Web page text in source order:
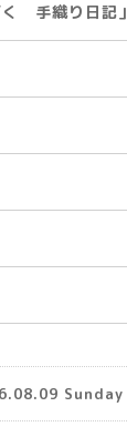
手織り日記」
Sunday